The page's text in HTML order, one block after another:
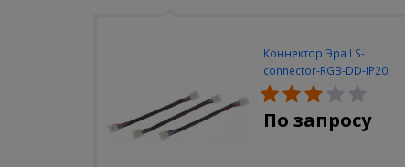
Коннектор Эра LS-
connector-RGB-DD-IP20
(3шт/уп)
По запросу